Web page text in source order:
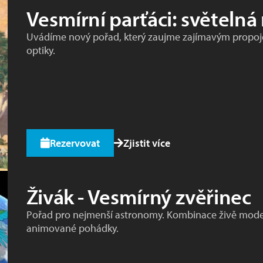
Vesmírní parťáci: světelná
Uvádíme nový pořad, který zaujme zajímavým
optiky.
Rezervovat Zjistit více
Živák - Vesmírný zvěřinec
Pořad pro nejmenší astronomy. Kombinace živě
animované pohádky.